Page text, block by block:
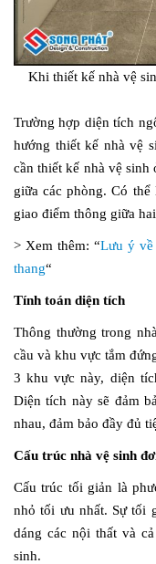
Khi thiết kế nhà vệ
Trường hợp diện tích
hướng thiết kế nhà vệ
cần thiết kế nhà vệ
giữa các phòng. Có
giao điểm thông giữa
> Xem thêm: “Lưu ý về
thang“
Tính toán diện tích
Thông thường trong
cầu và khu vực tắm
3 khu vực này, diện
Diện tích này sẽ đảm
nhau, đảm bảo đầy đủ
Cấu trúc nhà vệ sinh
Cấu trúc tối giản là
nhỏ tối ưu nhất. Sự tối
dáng các nội thất và
sinh.